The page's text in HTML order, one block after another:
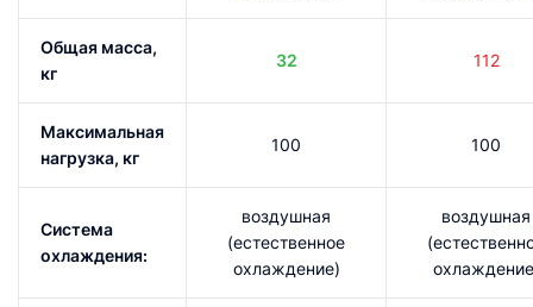
Общая масса,
кг
32 112
Максимальная
нагрузка, кг
100 100
Система
охлаждения:
воздушная
(естественное
охлаждение)
воздушная